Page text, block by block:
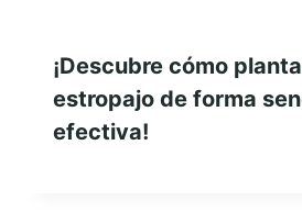
¡Descubre cómo
estropajo de forma
efectiva!